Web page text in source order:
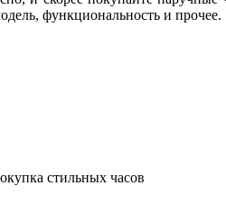
функциональность и прочее.
стильных часов